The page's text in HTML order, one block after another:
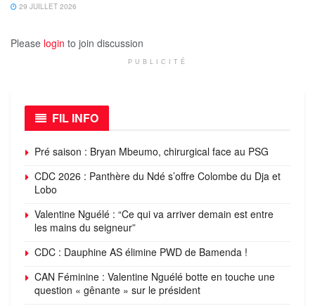
29 JUILLET 2026
Please login to join discussion
PUBLICITÉ
FIL INFO
Pré saison : Bryan Mbeumo, chirurgical face au PSG
CDC 2026 : Panthère du Ndé s’offre Colombe du Dja et
Lobo
Valentine Nguélé : “Ce qui va arriver demain est entre
les mains du seigneur”
CDC : Dauphine AS élimine PWD de Bamenda !
CAN Féminine : Valentine Nguélé botte en touche une
question « gênante » sur le président